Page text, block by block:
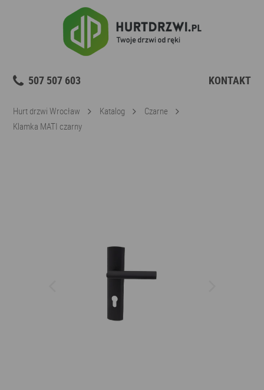
507 507 603 KONTAKT
Hurt drzwi Wrocław Katalog
Czarne
Klamka MATI czarny